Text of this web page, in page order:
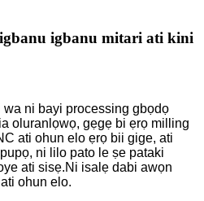
igbanu igbanu mitari ati kini
ni bayi processing gbọdọ
oluranlọwọ, gẹgẹ bi ẹrọ milling
ati ohun elo ẹrọ bii gige, ati
ni lilo pato le ṣe pataki
ati sisẹ.Ni isalẹ dabi awọn
ohun elo.